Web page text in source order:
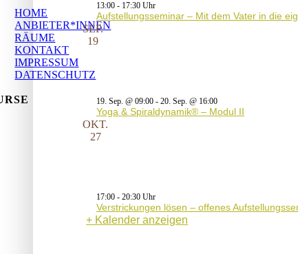
13:00 - 17:30
Aufstellungsseminar – Mit dem Vater in die
SEP.
19
19. Sep. @ 09:00 - 20. Sep. @ 16:00
Yoga & Spiraldynamik® – Modul II
OKT.
27
17:00 - 20:30
Verstrickungen lösen – offenes
Kalender anzeigen
HOME
ANBIETER*INNEN
RÄUME
KONTAKT
IMPRESSUM
DATENSCHUTZ